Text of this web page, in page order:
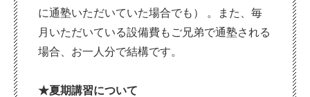
に通塾いただいていた場合でも） 。また、毎
月いただいている設備費もご兄弟で通塾される
場合、お一人分で結構です。
★夏期講習について